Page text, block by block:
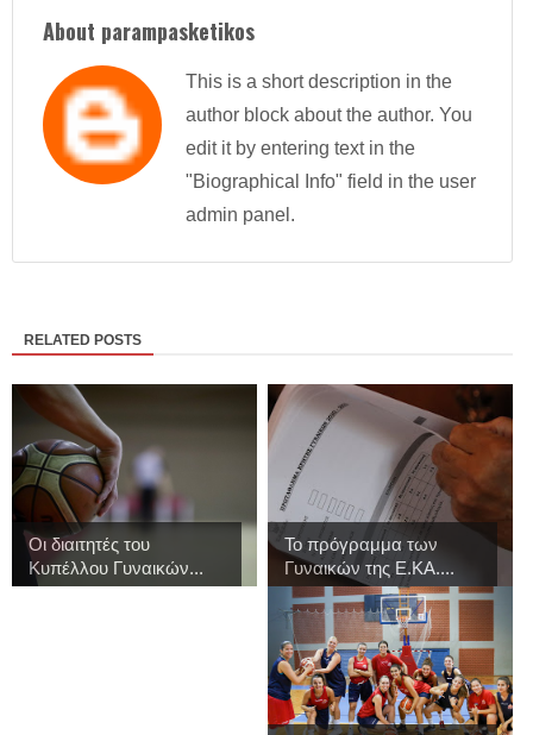
About parampasketikos
This is a short description in the
author block about the author. You
edit it by entering text in the
"Biographical Info" field in the user
admin panel.
RELATED POSTS
Οι διαιτητές του
Κυπέλλου Γυναικών...
Το πρόγραμμα των
Γυναικών της Ε.ΚΑ....